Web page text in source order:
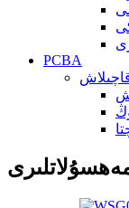
PCBA
مەھسۇلاتلىرى